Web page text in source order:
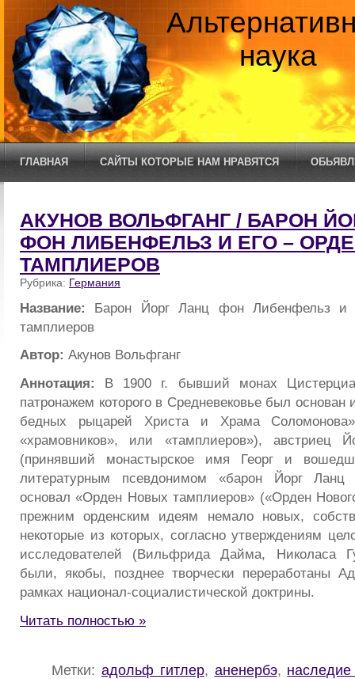
наука
ГЛАВНАЯ САЙТЫ КОТОРЫЕ НАМ НРАВЯТСЯ
АКУНОВ ВОЛЬФГАНГ / БАРОН
ФОН ЛИБЕНФЕЛЬЗ И ЕГО –
ТАМПЛИЕРОВ
Рубрика: Германия
Название: Барон Йорг Ланц фон Либенфельз и
тамплиеров
Автор: Акунов Вольфганг
Аннотация: В 1900 г. бывший монах
патронажем которого в Средневековье был основан
бедных рыцарей Христа и Храма
«храмовников», или «тамплиеров»), австриец
(принявший монастырское имя Георг и
литературным псевдонимом «барон Йорг
основал «Орден Новых тамплиеров» («Орден
прежним орденским идеям немало новых,
некоторые из которых, согласно утверждениям
исследователей (Вильфрида Дайма, Николаса
были, якобы, позднее творчески переработаны
рамках национал-социалистической доктрины.
Читать полностью »
Метки: адольф гитлер, аненербэ,